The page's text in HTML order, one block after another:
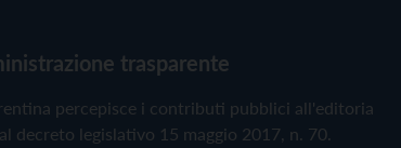
trasparente
percepisce i contributi pubblici all'editoria
decreto legislativo 15 maggio 2017, n. 70.